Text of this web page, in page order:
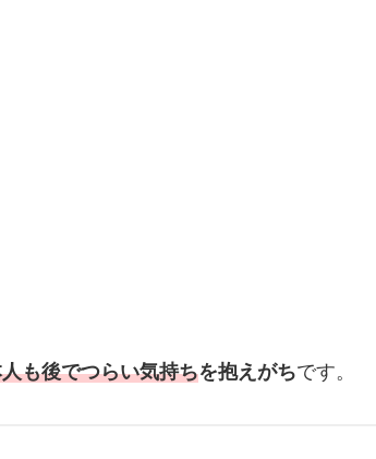
も後でつらい気持ちを抱えがちです。